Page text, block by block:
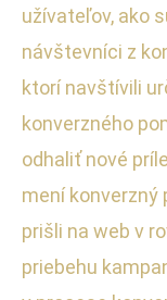
užívateľov, ako
návštevníci z
ktorí navštívili
konverzného
odhaliť nové
mení konverzný
prišli na web v
priebehu